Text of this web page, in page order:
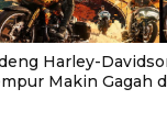
Harley-
Makin Gagah